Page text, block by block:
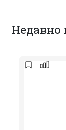
Недавно